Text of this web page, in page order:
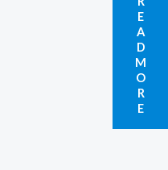
E
A
D
M
O
R
E